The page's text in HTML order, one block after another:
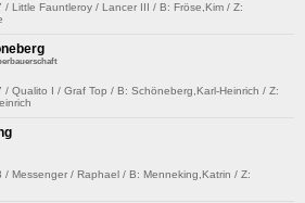
/ Little Fauntleroy / Lancer III / B: Fröse,Kim / Z:
Qualito I / Graf Top / B: Schöneberg,Karl-Heinrich / Z:
/ Messenger / Raphael / B: Menneking,Katrin / Z: